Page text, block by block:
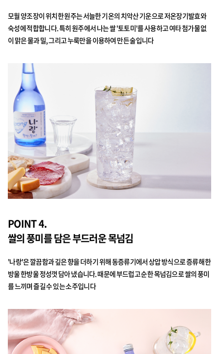
모월 양조장이 위치한 원주는 서늘한 기온의 치악산 기운으로 저온장기발효와
숙성에 적합합니다. 특히 원주에서 나는 쌀 '토토미'를 사용하고 여타 첨가물 없
이 맑은 물과 밀, 그리고 누룩만을 이용하여 만든 술입니다
POINT 4.
쌀의 풍미를 담은 부드러운 목넘김
'나랑'은 깔끔함과 깊은 향을 더하기 위해 동증류기에서 상압 방식으로 증류해 한
방울 한방울 정성껏 담아 냈습니다. 때문에 부드럽고 순한 목넘김으로 쌀의 풍미
를 느끼며 즐길 수 있는 소주입니다